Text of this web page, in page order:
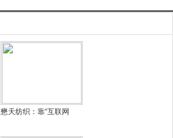
懋天纺织：靠“互联网